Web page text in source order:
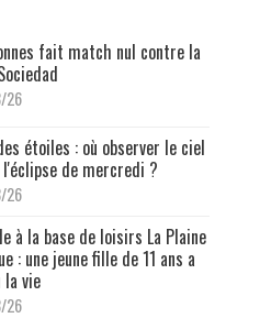
fait match nul contre la
26
étoiles : où observer le ciel
l'éclipse de mercredi ?
26
à la base de loisirs La Plaine
: une jeune fille de 11 ans a
la vie
26